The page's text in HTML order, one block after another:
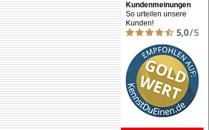
Kundenmeinungen
So urteilen unsere
Kunden!